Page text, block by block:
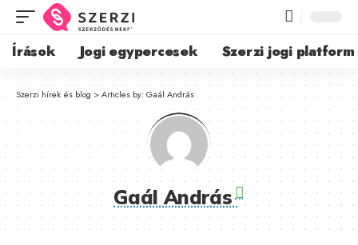
Írások Jogi egypercesek Szerzi jogi platform
Szerzi hírek és blog >Articles by: Gaál András
Gaál András